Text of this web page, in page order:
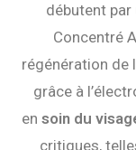
débutent par
Concentré
régénération de
grâce à
en soin du
critiques,